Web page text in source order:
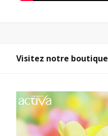
Visitez notre boutique